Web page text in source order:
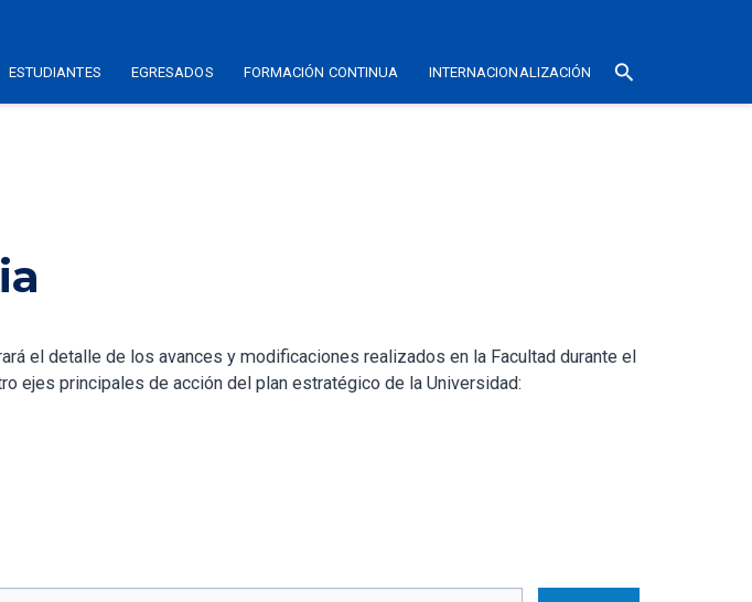
ESTUDIANTES EGRESADOS FORMACIÓN CONTINUA INTERNACIONALIZACIÓN search
el detalle de los avances y modificaciones realizados en la Facultad durante el
ejes principales de acción del plan estratégico de la Universidad: